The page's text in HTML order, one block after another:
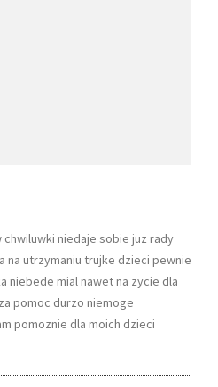
chwiluwki niedaje sobie juz rady
na utrzymaniu trujke dzieci pewnie
niebede mial nawet na zycie dla
pomoc durzo niemoge
pomoznie dla moich dzieci